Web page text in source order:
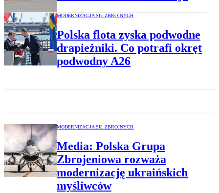
MODERNIZACJA SIŁ ZBROJNYCH
Polska flota zyska podwodne
drapieżniki. Co potrafi okręt
podwodny A26
MODERNIZACJA SIŁ ZBROJNYCH
Media: Polska Grupa
Zbrojeniowa rozważa
modernizację ukraińskich
myśliwców